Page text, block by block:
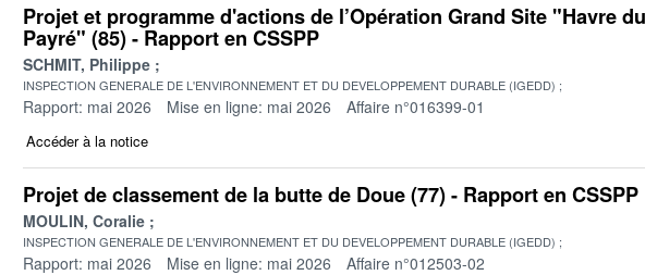
Projet et programme d'actions de l’Opération Grand Site "Havre du
Payré" (85) - Rapport en CSSPP
SCHMIT, Philippe
INSPECTION GENERALE DE L'ENVIRONNEMENT ET DU DEVELOPPEMENT DURABLE (IGEDD)
Rapport: mai 2026 Mise en ligne: mai 2026 Affaire n°016399-01
Accéder à la notice
Projet de classement de la butte de Doue (77) - Rapport en CSSPP
MOULIN, Coralie
INSPECTION GENERALE DE L'ENVIRONNEMENT ET DU DEVELOPPEMENT DURABLE (IGEDD)
Rapport: mai 2026 Mise en ligne: mai 2026 Affaire n°012503-02